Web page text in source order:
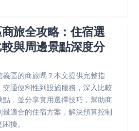
旅全攻略：住宿選
與周邊景點深度分
區的商旅嗎？本文提供完整指
通便利性到設施服務，深入比較
點，並分享實用選擇技巧，幫助商
適合的住宿方案，解決預算控制
擾。